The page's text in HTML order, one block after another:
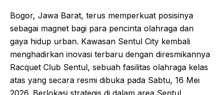
Bogor, Jawa Barat, terus memperkuat posisinya
sebagai magnet bagi para pencinta olahraga dan
gaya hidup urban. Kawasan Sentul City kembali
menghadirkan inovasi terbaru dengan diresmikannya
Racquet Club Sentul, sebuah fasilitas olahraga kelas
atas yang secara resmi dibuka pada Sabtu, 16 Mei